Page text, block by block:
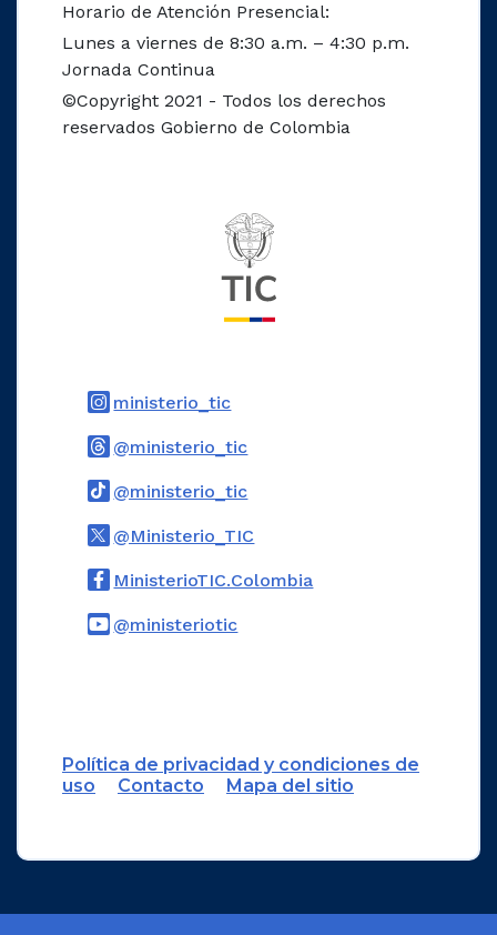
Horario de Atención Presencial:
Lunes a viernes de 8:30 a.m. – 4:30 p.m.
Jornada Continua
©Copyright 2021 - Todos los derechos
reservados Gobierno de Colombia
ministerio_ticLogo Instagram
@ministerio_ticLogo Threads
@ministerio_ticLogo Tiktok
@Ministerio_TIC
MinisterioTIC.ColombiaLogo Facebook
@ministerioticLogo Youtube
Política de privacidad y condiciones de
uso
Contacto Mapa del sitio